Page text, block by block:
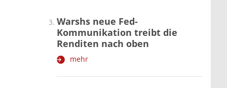
Warshs neue Fed-
Kommunikation treibt die
Renditen nach oben
mehr